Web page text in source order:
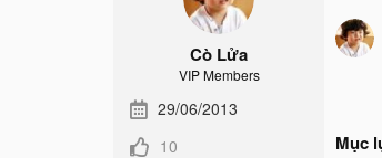
Cò Lửa
VIP Members
29/06/2013
10
Mục